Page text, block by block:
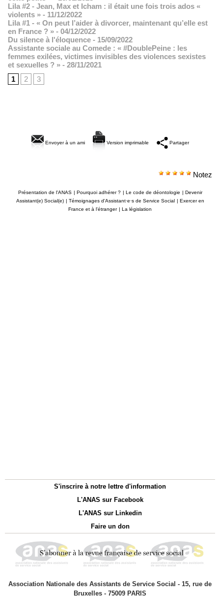
Lila #2 - Jean, Max et Icham : il était une fois trois ados «
violents » - 11/12/2022
Lila #1 - « On peut l’aider à divorcer, maintenant qu’elle est
en France ? » - 04/12/2022
Du silence à l'éloquence - 15/09/2022
Assistante sociale au Comede : « #DoublePeine : les
femmes exilées, victimes invisibles des violences sexistes
et sexuelles ? » - 28/11/2021
1
2 3
Envoyer à un ami Version imprimable Partager
Notez
Présentation de l'ANAS | Pourquoi adhérer ? | Le code de déontologie | Devenir
Assistant(e) Social(e) | Témoignages d'Assistant·e·s de Service Social | Exercer en
France et à l'étranger | La législation
S'inscrire à notre lettre d'information
L'ANAS sur Facebook
L'ANAS sur Linkedin
Faire un don
Association Nationale des Assistants de Service Social - 15, rue de
Bruxelles - 75009 PARIS